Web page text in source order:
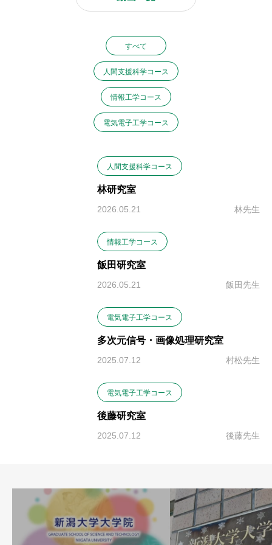
すべて
人間支援科学コース
情報工学コース
電気電子工学コース
人間支援科学コース
林研究室
2026.05.21 林先生
情報工学コース
飯田研究室
2026.05.21 飯田先生
電気電子工学コース
多次元信号・画像処理研究室
2025.07.12 村松先生
電気電子工学コース
後藤研究室
2025.07.12 後藤先生